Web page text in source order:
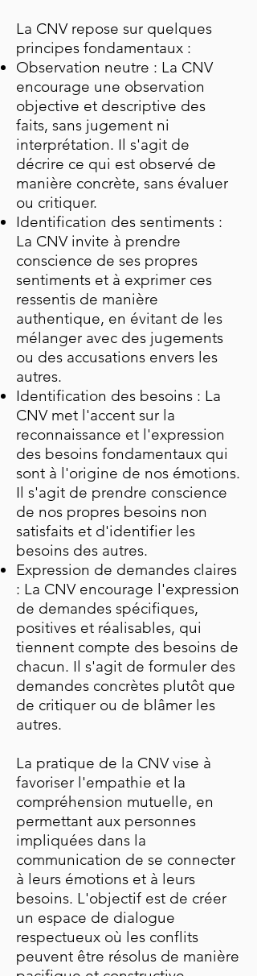
La CNV repose sur quelques
principes fondamentaux :
Observation neutre : La CNV
encourage une observation
objective et descriptive des
faits, sans jugement ni
interprétation. Il s'agit de
décrire ce qui est observé de
manière concrète, sans évaluer
ou critiquer.
Identification des sentiments :
La CNV invite à prendre
conscience de ses propres
sentiments et à exprimer ces
ressentis de manière
authentique, en évitant de les
mélanger avec des jugements
ou des accusations envers les
autres.
Identification des besoins : La
CNV met l'accent sur la
reconnaissance et l'expression
des besoins fondamentaux qui
sont à l'origine de nos émotions.
Il s'agit de prendre conscience
de nos propres besoins non
satisfaits et d'identifier les
besoins des autres.
Expression de demandes claires
: La CNV encourage l'expression
de demandes spécifiques,
positives et réalisables, qui
tiennent compte des besoins de
chacun. Il s'agit de formuler des
demandes concrètes plutôt que
de critiquer ou de blâmer les
autres.
La pratique de la CNV vise à
favoriser l'empathie et la
compréhension mutuelle, en
permettant aux personnes
impliquées dans la
communication de se connecter
à leurs émotions et à leurs
besoins. L'objectif est de créer
un espace de dialogue
respectueux où les conflits
peuvent être résolus de manière